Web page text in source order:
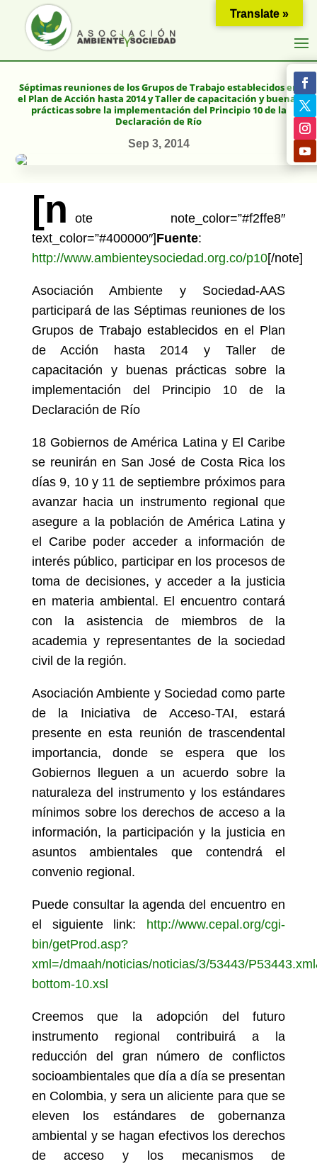
Séptimas reuniones de los Grupos de Trabajo establecidos en
el Plan de Acción hasta 2014 y Taller de capacitación y buenas
prácticas sobre la implementación del Principio 10 de la
Declaración de Río
Sep 3, 2014
[n
ote note_color=”#f2ffe8″
text_color=”#400000″]Fuente:
http://www.ambienteysociedad.org.co/p10[/note]
Asociación Ambiente y Sociedad-AAS
participará de las Séptimas reuniones de los
Grupos de Trabajo establecidos en el Plan
de Acción hasta 2014 y Taller de
capacitación y buenas prácticas sobre la
implementación del Principio 10 de la
Declaración de Río
18 Gobiernos de América Latina y El Caribe
se reunirán en San José de Costa Rica los
días 9, 10 y 11 de septiembre próximos para
avanzar hacia un instrumento regional que
asegure a la población de América Latina y
el Caribe poder acceder a información de
interés público, participar en los procesos de
toma de decisiones, y acceder a la justicia
en materia ambiental. El encuentro contará
con la asistencia de miembros de la
academia y representantes de la sociedad
civil de la región.
Asociación Ambiente y Sociedad como parte
de la Iniciativa de Acceso-TAI, estará
presente en esta reunión de trascendental
importancia, donde se espera que los
Gobiernos lleguen a un acuerdo sobre la
naturaleza del instrumento y los estándares
mínimos sobre los derechos de acceso a la
información, la participación y la justicia en
asuntos ambientales que contendrá el
convenio regional.
Puede consultar la agenda del encuentro en
el siguiente link: http://www.cepal.org/cgi-
bin/getProd.asp?
xml=/dmaah/noticias/noticias/3/53443/
bottom-10.xsl
Creemos que la adopción del futuro
instrumento regional contribuirá a la
reducción del gran número de conflictos
socioambientales que día a día se presentan
en Colombia, y sera un aliciente para que se
eleven los estándares de gobernanza
ambiental y se hagan efectivos los derechos
de acceso y los mecanismos de
Translate »